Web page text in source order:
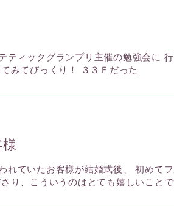
ティックグランプリ主催の勉強会に
みてびっくり！ ３３Ｆだった
れていたお客様が結婚式後、 初めて
り、こういうのはとても嬉しいことで